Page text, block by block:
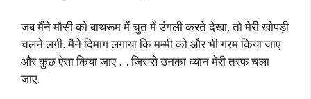
जब मैंने मौसी को बाथरूम में चुत में उंगली करते देखा, तो मेरी खोपड़ी
चलने लगी. मैंने दिमाग लगाया कि मम्मी को और भी गरम किया जाए
और कुछ ऐसा किया जाए … जिससे उनका ध्यान मेरी तरफ चला
जाए.